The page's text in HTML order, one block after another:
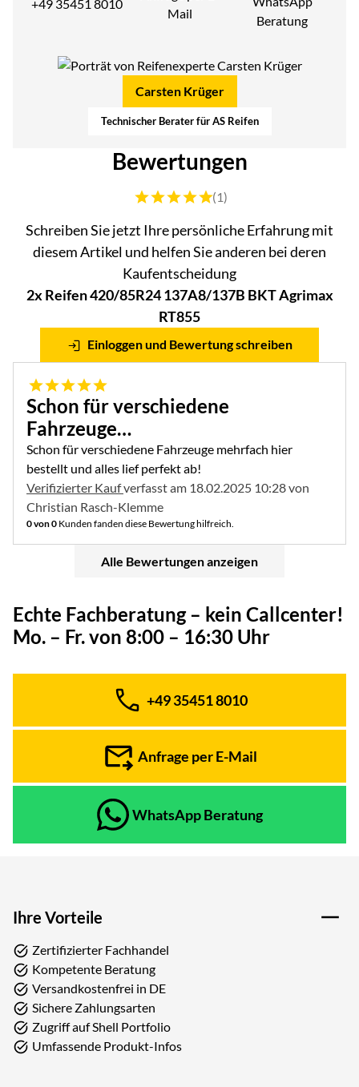
+49 35451 8010
Mail
Beratung
Carsten Krüger
Technischer Berater für AS Reifen
Bewertungen
Bewertung: 5 von 5 (1 Bewertungen)
(1)
Schreiben Sie jetzt Ihre persönliche Erfahrung mit
diesem Artikel und helfen Sie anderen bei deren
Kaufentscheidung
2x Reifen 420/85R24 137A8/137B BKT Agrimax
RT855
Einloggen und Bewertung schreiben
5 von 5
Schon für verschiedene
Fahrzeuge…
Schon für verschiedene Fahrzeuge mehrfach hier
bestellt und alles lief perfekt ab!
Verifizierter Kaufverfasst am 18.02.2025 10:28 von
Christian Rasch-Klemme
0 von 0 Kunden fanden diese Bewertung hilfreich.
Alle Bewertungen anzeigen
Echte Fachberatung – kein Callcenter!
Mo. – Fr. von 8:00 – 16:30 Uhr
Telefon:
+49 35451 8010
Anfrage per E-Mail
WhatsApp Beratung
Ihre Vorteile
Zertifizierter Fachhandel
Kompetente Beratung
Versandkostenfrei in DE
Sichere Zahlungsarten
Zugriff auf Shell Portfolio
Umfassende Produkt-Infos